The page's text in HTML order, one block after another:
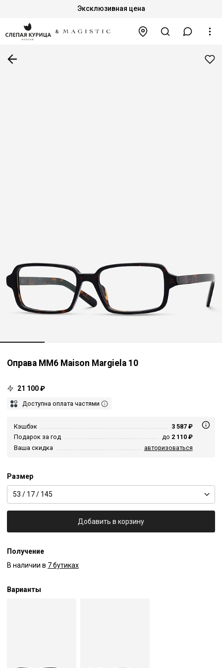
Эксклюзивная цена
Оправа MM6 Maison Margiela 10
21 100 ₽
Доступна оплата частями
Кэшбэк
3 587 ₽
Подарок за год
до 2 110 ₽
Ваша скидка
авторизоваться
Размер
53 / 17 / 145
Добавить в корзину
Получение
В наличии в 7 бутиках
Варианты